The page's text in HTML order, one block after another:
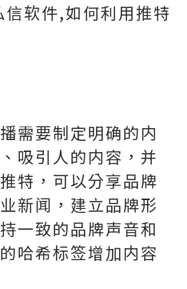
软件,如何利用推特
需要制定明确的内
吸引人的内容，并
特，可以分享品牌
新闻，建立品牌形
一致的品牌声音和
哈希标签增加内容